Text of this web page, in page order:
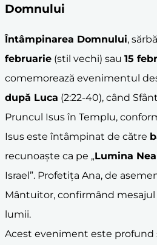
Domnului
Întâmpinarea Domnului,
februarie (stil vechi) sau 15
comemorează evenimentul
după Luca (2:22-40), când
Pruncul Isus în Templu,
Isus este întâmpinat de către
recunoaște ca pe „Lumina
Israel”. Profetița Ana, de
Mântuitor, confirmând mesajul
lumii.
Acest eveniment este profund